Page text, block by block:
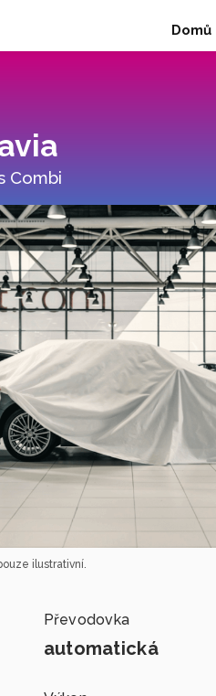
Domů
Combi
ilustrativní.
Převodovka
automatická